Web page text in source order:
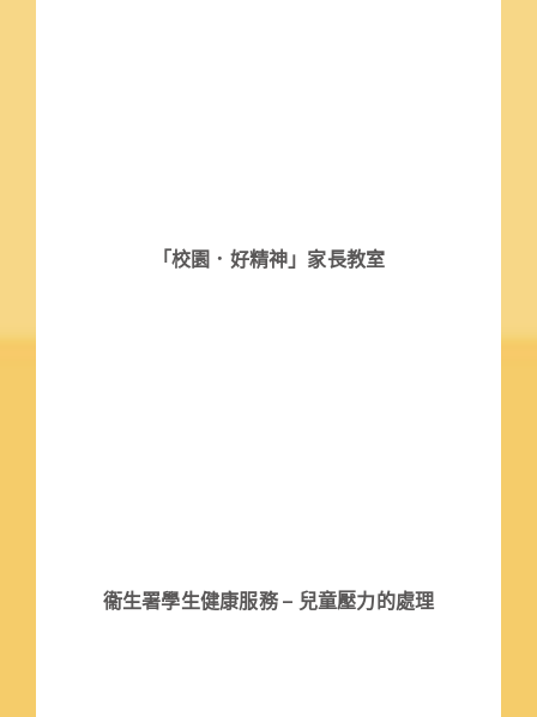
「校園．好精神」家長教室
衞生署學生健康服務 – 兒童壓力的處理